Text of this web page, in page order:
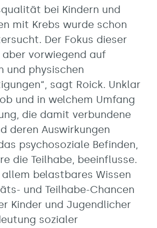
bei Kindern und
mit Krebs wurde schon
Der Fokus dieser
vorwiegend auf
und physischen
sagt Roick. Unklar
und in welchem Umfang
die damit verbundene
deren Auswirkungen
psychosoziale Befinden,
die Teilhabe, beeinflusse.
belastbares Wissen
und Teilhabe-Chancen
Kinder und Jugendlicher
sozialer